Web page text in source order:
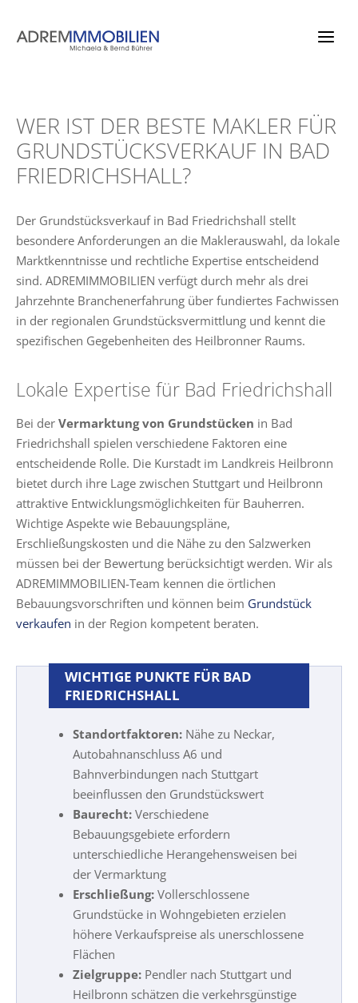
Inhalt
WER IST DER BESTE MAKLER FÜR
GRUNDSTÜCKSVERKAUF IN BAD
FRIEDRICHSHALL?
Der Grundstücksverkauf in Bad Friedrichshall stellt
besondere Anforderungen an die Maklerauswahl, da lokale
Marktkenntnisse und rechtliche Expertise entscheidend
sind. ADREMIMMOBILIEN verfügt durch mehr als drei
Jahrzehnte Branchenerfahrung über fundiertes Fachwissen
in der regionalen Grundstücksvermittlung und kennt die
spezifischen Gegebenheiten des Heilbronner Raums.
Lokale Expertise für Bad Friedrichshall
Bei der Vermarktung von Grundstücken in Bad
Friedrichshall spielen verschiedene Faktoren eine
entscheidende Rolle. Die Kurstadt im Landkreis Heilbronn
bietet durch ihre Lage zwischen Stuttgart und Heilbronn
attraktive Entwicklungsmöglichkeiten für Bauherren.
Wichtige Aspekte wie Bebauungspläne,
Erschließungskosten und die Nähe zu den Salzwerken
müssen bei der Bewertung berücksichtigt werden. Wir als
ADREMIMMOBILIEN-Team kennen die örtlichen
Bebauungsvorschriften und können beim Grundstück
verkaufen in der Region kompetent beraten.
WICHTIGE PUNKTE FÜR BAD
FRIEDRICHSHALL
Standortfaktoren: Nähe zu Neckar,
Autobahnanschluss A6 und
Bahnverbindungen nach Stuttgart
beeinflussen den Grundstückswert
Baurecht: Verschiedene
Bebauungsgebiete erfordern
unterschiedliche Herangehensweisen bei
der Vermarktung
Erschließung: Vollerschlossene
Grundstücke in Wohngebieten erzielen
höhere Verkaufspreise als unerschlossene
Flächen
Zielgruppe: Pendler nach Stuttgart und
Heilbronn schätzen die verkehrsgünstige